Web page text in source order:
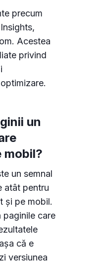
precum
Acestea
privind
un
mobil?
un semnal
atât pentru
și pe mobil.
paginile care
că e
versiunea